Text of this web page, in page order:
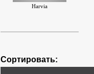
Harvia
Сортировать: